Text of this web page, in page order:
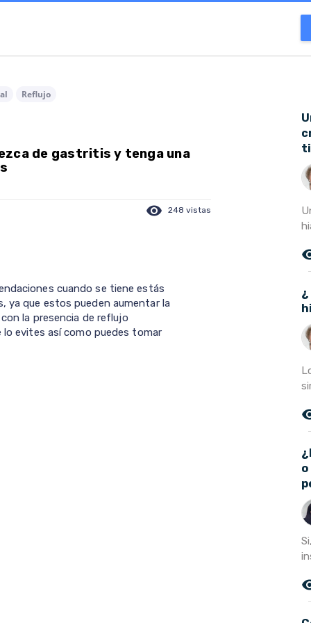
Reflujo
de gastritis y tenga una
visibility 248 vistas
cuando se tiene estás
ya que estos pueden aumentar la
la presencia de reflujo
evites así como puedes tomar